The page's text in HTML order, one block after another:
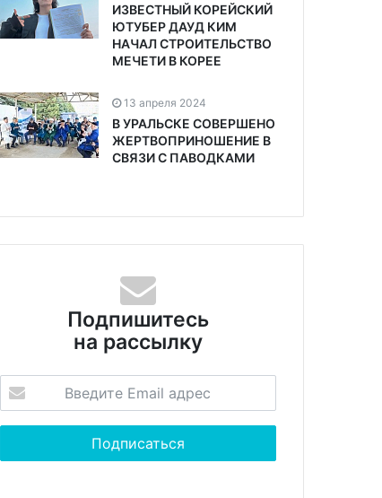
ИЗВЕСТНЫЙ КОРЕЙСКИЙ
ЮТУБЕР ДАУД КИМ
НАЧАЛ СТРОИТЕЛЬСТВО
МЕЧЕТИ В КОРЕЕ
13 апреля 2024
В УРАЛЬСКЕ СОВЕРШЕНО
ЖЕРТВОПРИНОШЕНИЕ В
СВЯЗИ С ПАВОДКАМИ
Подпишитесь
на рассылку